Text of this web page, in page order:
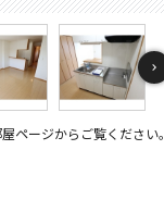
ページからご覧ください。